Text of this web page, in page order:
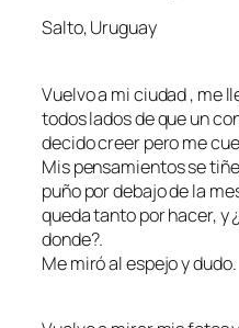
Salto, Uruguay
Vuelvo a mi ciudad , me
todos lados de que un
decido creer pero me
Mis pensamientos se
puño por debajo de la
queda tanto por hacer, y
donde?.
Me miró al espejo y dudo.